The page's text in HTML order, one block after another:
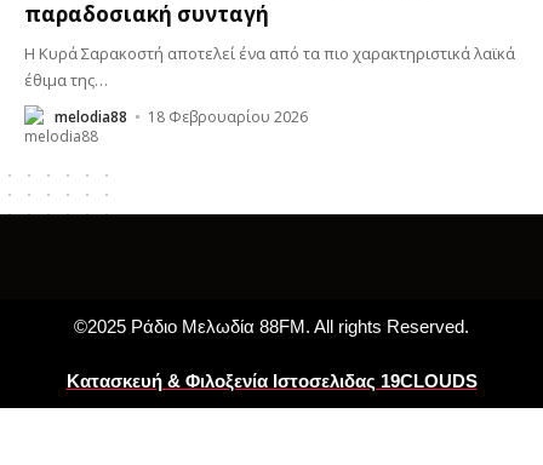
παραδοσιακή συνταγή
Η Κυρά Σαρακοστή αποτελεί ένα από τα πιο χαρακτηριστικά λαϊκά
έθιμα της…
melodia88 18 Φεβρουαρίου 2026
©2025 Ράδιο Μελωδία 88FM. All rights Reserved.
Κατασκευή & Φιλοξενία Ιστοσελιδας 19CLOUDS